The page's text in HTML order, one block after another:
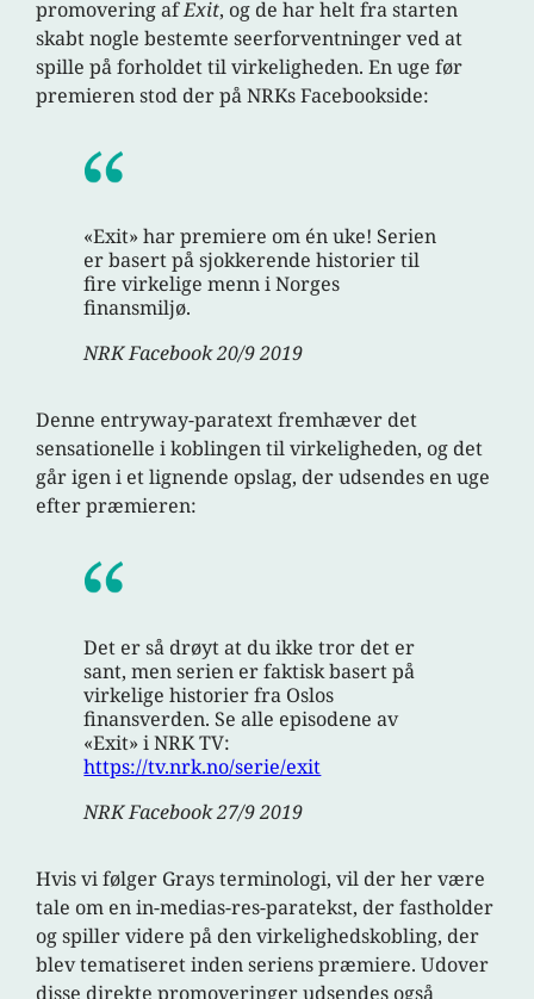
promovering afExit, og de har helt fra starten
skabt nogle bestemte seerforventninger ved at
spille på forholdet til virkeligheden. En uge før
premieren stod der på NRKs Facebookside:
«Exit» har premiere om én uke! Serien
er basert på sjokkerende historier til
fire virkelige menn i Norges
finansmiljø.
NRK Facebook 20/9 2019
Denne entryway-paratext fremhæver det
sensationelle i koblingen til virkeligheden, og det
går igen i et lignende opslag, der udsendes en uge
efter præmieren:
Det er så drøyt at du ikke tror det er
sant, men serien er faktisk basert på
virkelige historier fra Oslos
finansverden. Se alle episodene av
«Exit» i NRK TV:
https://tv.nrk.no/serie/exit
NRK Facebook 27/9 2019
Hvis vi følger Grays terminologi, vil der her være
tale om en in-medias-res-paratekst, der fastholder
og spiller videre på den virkelighedskobling, der
blev tematiseret inden seriens præmiere. Udover
disse direkte promoveringer udsendes også